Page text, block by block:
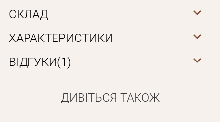
СКЛАД
ХАРАКТЕРИСТИКИ
ВІДГУКИ(1)
ДИВІТЬСЯ ТАКОЖ
Забули пароль?
Особисті дані